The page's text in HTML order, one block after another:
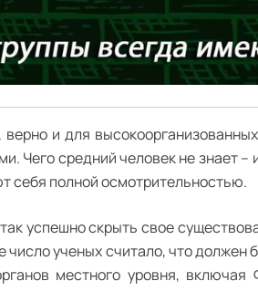
и для
средний человек не знает –
себя полной осмотрительностью.
успешно скрыть свое
ученых считало, что
местного уровня,